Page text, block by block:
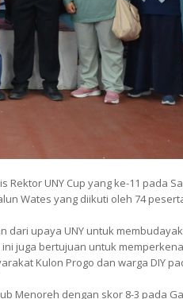
UNY Cup yang ke-11 pada
Wates yang diikuti oleh 74
dari upaya UNY untuk
juga bertujuan untuk
Kulon Progo dan warga DIY
Menoreh dengan skor 8-3 pada